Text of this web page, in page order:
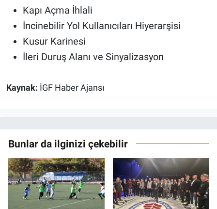
Kapı Açma İhlali
İncinebilir Yol Kullanıcıları Hiyerarşisi
Kusur Karinesi
İleri Duruş Alanı ve Sinyalizasyon
Kaynak: İGF Haber Ajansı
Bunlar da ilginizi çekebilir